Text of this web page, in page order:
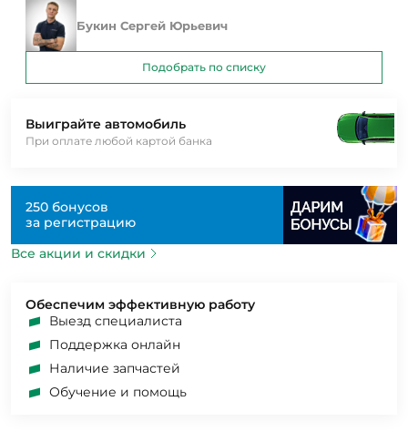
Выиграйте автомобиль
При оплате любой картой банка
250 бонусов
за регистрацию
Все акции и скидки
Обеспечим эффективную работу
Выезд специалиста
Поддержка онлайн
Наличие запчастей
Обучение и помощь
Букин Сергей Юрьевич
Подобрать по списку